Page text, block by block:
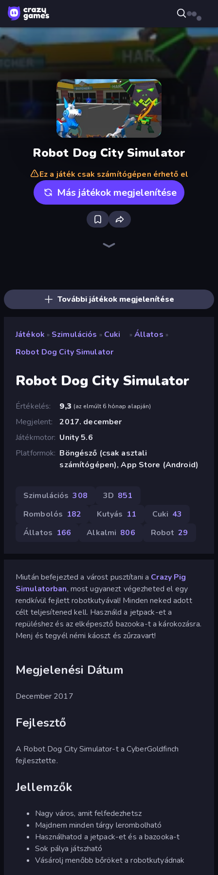
Robot Dog City Simulator
Ez a játék csak számítógépen érhető el
Más játékok megjelenítése
További játékok megjelenítése
Játékok » Szimulációs » Cuki » Állatos »
Robot Dog City Simulator
Robot Dog City Simulator
Értékelés 9,3 (az elmúlt 6 hónap alapján)
Megjelent
2017. december
Játékmotor Unity 5.6
Platformok Böngésző (csak asztali
számítógépen), App Store (Android)
Szimulációs 308 3D 851
Rombolós 182 Kutyás 11 Cuki 43
Állatos 166 Alkalmi 806 Robot 29
Miután befejezted a várost pusztítani a Crazy Pig
Simulatorban, most ugyanezt végezheted el egy
rendkívül fejlett robotkutyával! Minden neked adott
célt teljesítened kell. Használd a jetpack-et a
repüléshez és az elképesztő bazooka-t a károkozásra.
Menj és tegyél némi káoszt és zűrzavart!
Megjelenési Dátum
December 2017
Fejlesztő
A Robot Dog City Simulator-t a CyberGoldfinch
fejlesztette.
Jellemzők
Nagy város, amit felfedezhetsz
Majdnem minden tárgy lerombolható
Használhatod a jetpack-et és a bazooka-t
Sok pálya játszható
Vásárolj menőbb bőröket a robotkutyádnak